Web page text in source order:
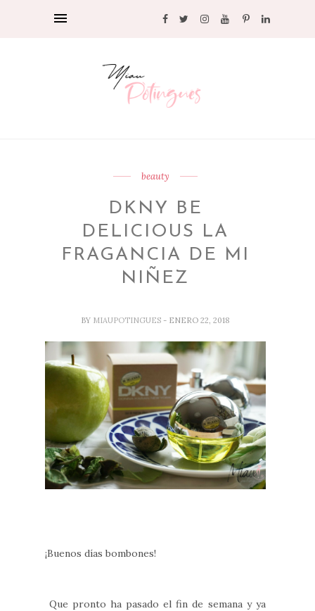
beauty
DKNY BE
DELICIOUS LA
FRAGANCIA DE MI
NIÑEZ
BY MIAUPOTINGUES - ENERO 22, 2018
¡Buenos días bombones!
Que pronto ha pasado el fin de semana y ya